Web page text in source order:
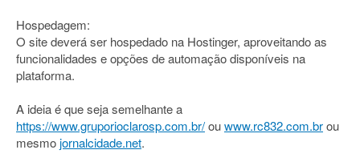
Hospedagem:
O site deverá ser hospedado na Hostinger, aproveitando as
funcionalidades e opções de automação disponíveis na
plataforma.
A ideia é que seja semelhante a
https://www.gruporioclarosp.com.br/ouwww.rc832.com.brou
mesmojornalcidade.net.